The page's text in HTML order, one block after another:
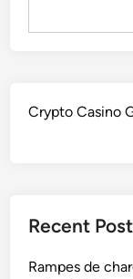
Crypto Casino
Recent
Rampes de